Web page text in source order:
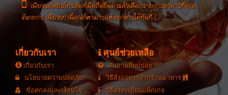
เพียงแค่หยิบโทรศัพท์มือถือขึ้นมาแล้วเลือกรายการอาหารที่คุณ
ต้องการ เพียงเท่านี้คุณก็สามารถสั่งอาหารได้ทันที !
เกี่ยวกับเรา
เกี่ยวกับเรา
นโยบายความปลดภัย
ข้อตกลงและเงื่อนไข
ศุนย์ช่วยเหลือ
คำถามที่พบบ่อย
วิธีสั่งอาหารจากร้านอาหาร
วิธีลงทะเบียนแพ็กเกจ